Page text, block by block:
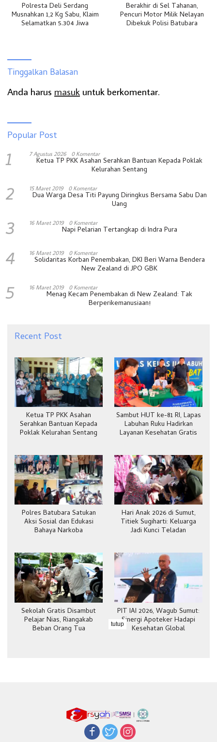
Polresta Deli Serdang
Musnahkan 1,2 Kg Sabu, Klaim
Selamatkan 5.304 Jiwa
Berakhir di Sel Tahanan,
Pencuri Motor Milik Nelayan
Dibekuk Polisi Batubara
Tinggalkan Balasan
Anda harus masuk untuk berkomentar.
Popular Post
1 7 Agustus 2026 0 Komentar
Ketua TP PKK Asahan Serahkan Bantuan Kepada Poklak
Kelurahan Sentang
2 15 Maret 2019 0 Komentar
Dua Warga Desa Titi Payung Diringkus Bersama Sabu Dan
Uang
3 16 Maret 2019 0 Komentar
Napi Pelarian Tertangkap di Indra Pura
4 16 Maret 2019 0 Komentar
Solidaritas Korban Penembakan, DKI Beri Warna Bendera
New Zealand di JPO GBK
5 16 Maret 2019 0 Komentar
Menag Kecam Penembakan di New Zealand: Tak
Berperikemanusiaan!
Recent Post
Ketua TP PKK Asahan
Serahkan Bantuan Kepada
Poklak Kelurahan Sentang
Sambut HUT ke-81 RI, Lapas
Labuhan Ruku Hadirkan
Layanan Kesehatan Gratis
Polres Batubara Satukan
Aksi Sosial dan Edukasi
Bahaya Narkoba
Hari Anak 2026 di Sumut,
Titiek Sugiharti: Keluarga
Jadi Kunci Teladan
Sekolah Gratis Disambut
Pelajar Nias, Riangakab
Beban Orang Tua
PIT IAI 2026, Wagub Sumut:
Sinergi Apoteker Hadapi
Kesehatan Global
tutup